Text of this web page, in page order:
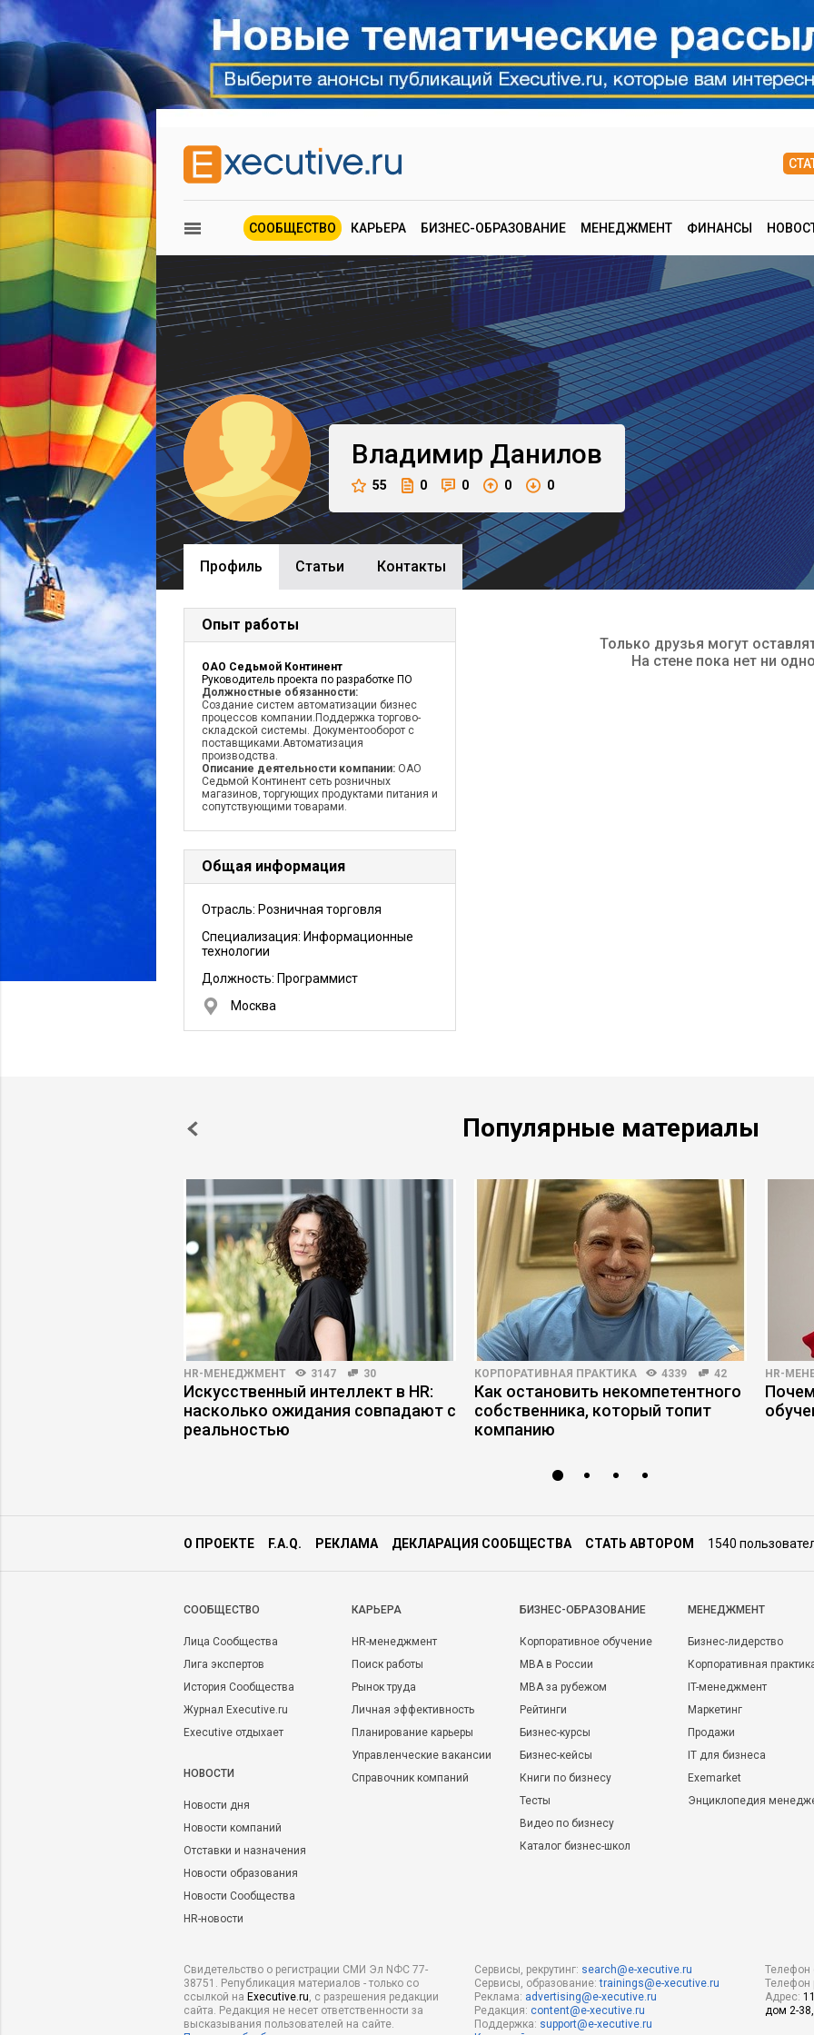
СООБЩЕСТВО КАРЬЕРА БИЗНЕС-ОБРАЗОВАНИЕ МЕНЕДЖМЕНТ ФИНАНСЫ
Владимир Данилов
55 0 0 0 0
Профиль Cтатьи Контакты
Опыт работы
ОАО Седьмой Континент
Руководитель проекта по разработке ПО
Должностные обязанности:
Создание систем автоматизации бизнес
процессов компании.Поддержка торгово-
складской системы. Документооборот с
поставщиками.Автоматизация
производства.
Описание деятельности компании: ОАО
Седьмой Континент сеть розничных
магазинов, торгующих продуктами питания и
сопутствующими товарами.
Общая информация
Отрасль: Розничная торговля
Специализация: Информационные
технологии
Должность: Программист
Москва
Только друзья могут
На стене пока нет ни
Популярные материалы
HR-МЕНЕДЖМЕНТ 3147 30
Искусственный интеллект в HR:
насколько ожидания совпадают с
реальностью
КОРПОРАТИВНАЯ ПРАКТИКА 4339 42
Как остановить некомпетентного
собственника, который топит
компанию
HR-
О ПРОЕКТЕ F.A.Q. РЕКЛАМА ДЕКЛАРАЦИЯ СООБЩЕСТВА СТАТЬ АВТОРОМ 1540
CООБЩЕСТВО
Лица Сообщества
Лига экспертов
История Сообщества
Журнал Executive.ru
Executive отдыхает
НОВОСТИ
Новости дня
Новости компаний
Отставки и назначения
Новости образования
Новости Сообщества
HR-новости
КАРЬЕРА
HR-менеджмент
Поиск работы
Рынок труда
Личная эффективность
Планирование карьеры
Управленческие вакансии
Справочник компаний
БИЗНЕС-ОБРАЗОВАНИЕ
Корпоративное обучение
MBA в России
MBA за рубежом
Рейтинги
Бизнес-курсы
Бизнес-кейсы
Книги по бизнесу
Тесты
Видео по бизнесу
Каталог бизнес-школ
МЕНЕДЖМЕНТ
Бизнес-лидерство
Корпоративная
IT-менеджмент
Маркетинг
Продажи
IT для бизнеса
Exemarket
Энциклопедия
Свидетельство о регистрации СМИ Эл NФС 77-
38751. Републикация материалов - только со
ссылкой на Executive.ru, с разрешения редакции
сайта. Редакция не несет ответственности за
высказывания пользователей на сайте.
Сервисы, рекрутинг: search@e-xecutive.ru
Сервисы, образование:trainings@e-xecutive.ru
Реклама: advertising@e-xecutive.ru
Редакция: content@e-xecutive.ru
Поддержка: support@e-xecutive.ru
Телефон
Телефон
Адрес:
дом 2-